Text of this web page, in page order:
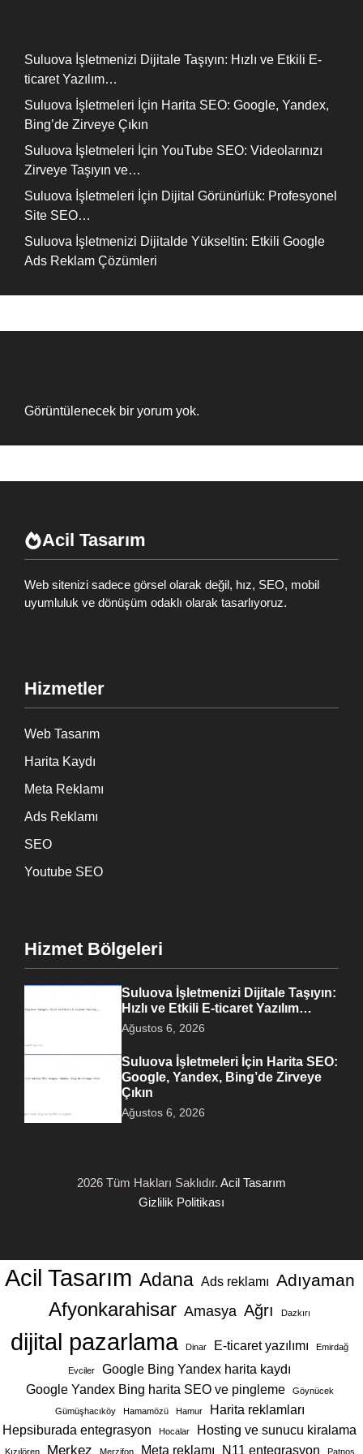
Suluova İşletmenizi Dijitale Taşıyın: Hızlı ve Etkili E-
ticaret Yazılım…
Suluova İşletmeleri İçin Harita SEO: Google, Yandex,
Bing’de Zirveye Çıkın
Suluova İşletmeleri İçin YouTube SEO: Videolarınızı
Zirveye Taşıyın ve…
Suluova İşletmeleri İçin Dijital Görünürlük: Profesyonel
Site SEO…
Suluova İşletmenizi Dijitalde Yükseltin: Etkili Google
Ads Reklam Çözümleri
Görüntülenecek bir yorum yok.
Acil Tasarım
Web sitenizi sadece görsel olarak değil, hız, SEO, mobil
uyumluluk ve dönüşüm odaklı olarak tasarlıyoruz.
Hizmetler
Web Tasarım
Harita Kaydı
Meta Reklamı
Ads Reklamı
SEO
Youtube SEO
Hizmet Bölgeleri
Suluova İşletmenizi Dijitale Taşıyın:
Hızlı ve Etkili E-ticaret Yazılım…
Ağustos 6, 2026
Suluova İşletmeleri İçin Harita SEO:
Google, Yandex, Bing’de Zirveye
Çıkın
Ağustos 6, 2026
2026 Tüm Hakları Saklıdır. Acil Tasarım
Gizlilik Politikası
Acil Tasarım Adana Ads reklamı Adıyaman
Afyonkarahisar Amasya Ağrı Dazkırı
dijital pazarlama Dinar E-ticaret yazılımı Emirdağ
Evciler
Google Bing Yandex harita kaydı
Google Yandex Bing harita SEO ve pingleme
Göynücek
Gümüşhacıköy Hamamözü Hamur
Harita reklamları
Hepsiburada entegrasyon
Hocalar Hosting ve sunucu kiralama
Kızılören Merkez Merzifon Meta reklamı N11 entegrasyon Patnos